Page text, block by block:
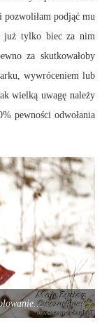
pozwoliłam podjąć mu
już tylko biec za nim
za skutkowałoby
wywróceniem lub
wielką uwagę należy
pewności odwołania